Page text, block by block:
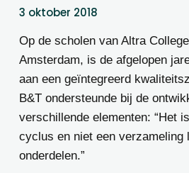
3 oktober 2018
Op de scholen van Altra
Amsterdam, is de afgelopen
aan een geïntegreerd
B&T ondersteunde bij de
verschillende elementen: “Het
cyclus en niet een verzameling
onderdelen.”